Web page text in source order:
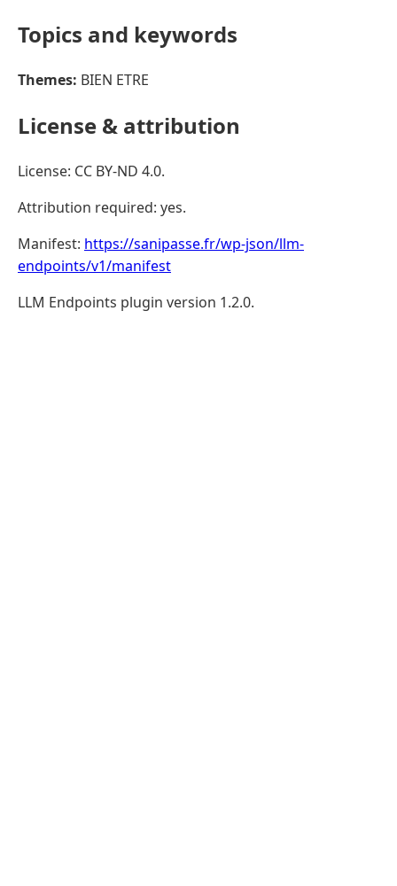
Topics and keywords
Themes: BIEN ETRE
License & attribution
License: CC BY-ND 4.0.
Attribution required: yes.
Manifest: https://sanipasse.fr/wp-json/llm-
endpoints/v1/manifest
LLM Endpoints plugin version 1.2.0.